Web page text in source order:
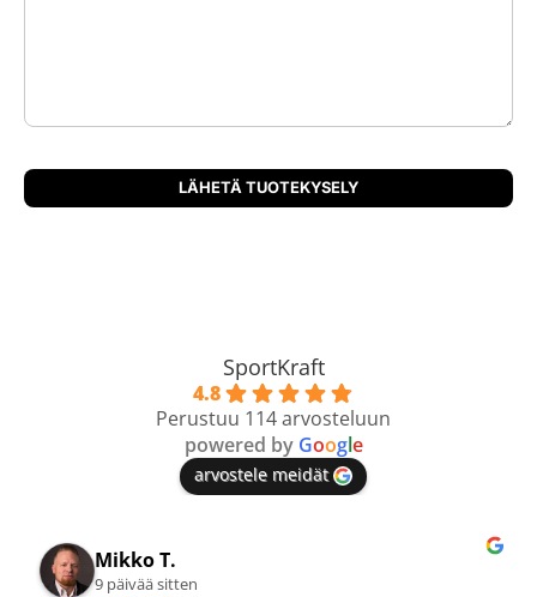
SportKraft
4.8
Perustuu 114 arvosteluun
powered by Google
arvostele meidät
Mikko T.
9 päivää sitten